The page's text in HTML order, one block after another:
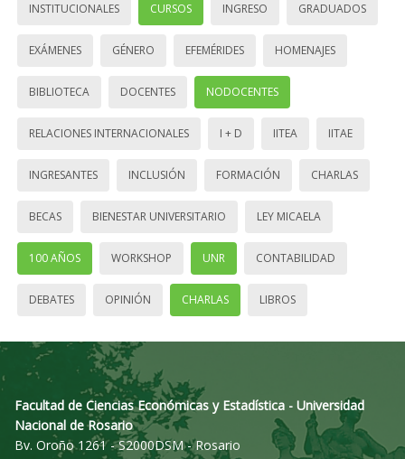
INSTITUCIONALES CURSOS INGRESO GRADUADOS
EXÁMENES GÉNERO EFEMÉRIDES HOMENAJES
BIBLIOTECA DOCENTES NODOCENTES
RELACIONES INTERNACIONALES I + D IITEA IITAE
INGRESANTES INCLUSIÓN FORMACIÓN CHARLAS
BECAS BIENESTAR UNIVERSITARIO LEY MICAELA
100 AÑOS WORKSHOP UNR CONTABILIDAD
DEBATES OPINIÓN CHARLAS LIBROS
Facultad de Ciencias Económicas y Estadística - Universidad
Nacional de Rosario
Bv. Oroño 1261 - S2000DSM - Rosario